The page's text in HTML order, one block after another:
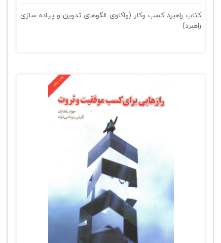
کتاب راهبرد کسب وکار (واکاوی الگوهای تدوین و پیاده سازی
راهبرد)